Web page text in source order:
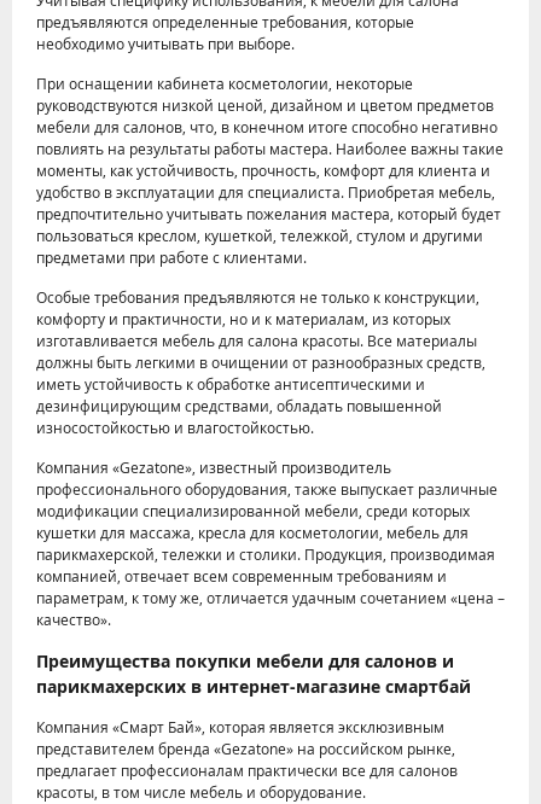
предъявляются определенные требования, которые
необходимо учитывать при выборе.
При оснащении кабинета косметологии, некоторые
руководствуются низкой ценой, дизайном и цветом предметов
мебели для салонов, что, в конечном итоге способно негативно
повлиять на результаты работы мастера. Наиболее важны такие
моменты, как устойчивость, прочность, комфорт для клиента и
удобство в эксплуатации для специалиста. Приобретая мебель,
предпочтительно учитывать пожелания мастера, который будет
пользоваться креслом, кушеткой, тележкой, стулом и другими
предметами при работе с клиентами.
Особые требования предъявляются не только к конструкции,
комфорту и практичности, но и к материалам, из которых
изготавливается мебель для салона красоты. Все материалы
должны быть легкими в очищении от разнообразных средств,
иметь устойчивость к обработке антисептическими и
дезинфицирующим средствами, обладать повышенной
износостойкостью и влагостойкостью.
Компания «Gezatone», известный производитель
профессионального оборудования, также выпускает различные
модификации специализированной мебели, среди которых
кушетки для массажа, кресла для косметологии, мебель для
парикмахерской, тележки и столики. Продукция, производимая
компанией, отвечает всем современным требованиям и
параметрам, к тому же, отличается удачным сочетанием «цена –
качество».
Преимущества покупки мебели для салонов и
парикмахерских в интернет-магазине смартбай
Компания «Смарт Бай», которая является эксклюзивным
представителем бренда «Gezatone» на российском рынке,
предлагает профессионалам практически все для салонов
красоты, в том числе мебель и оборудование.